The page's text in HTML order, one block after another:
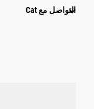
التواصل مع Cat